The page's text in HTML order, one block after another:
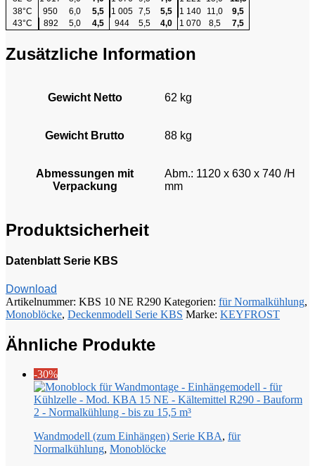
38°C
950 6,0 5,5 1 005 7,5 5,5 1 140 11,0
9,5
43°C
892 5,0 4,5 944 5,5 4,0 1 070 8,5 7,5
Zusätzliche Information
Gewicht Netto 62 kg
Gewicht Brutto 88 kg
Abmessungen mit
Verpackung
Abm.: 1120 x 630 x 740 /H
mm
Produktsicherheit
Datenblatt Serie KBS
Download
Artikelnummer: KBS 10 NE R290 Kategorien: für Normalkühlung,
Monoblöcke, Deckenmodell Serie KBS Marke: KEYFROST
Ähnliche Produkte
-30%
Wandmodell (zum Einhängen) Serie KBA, für
Normalkühlung, Monoblöcke